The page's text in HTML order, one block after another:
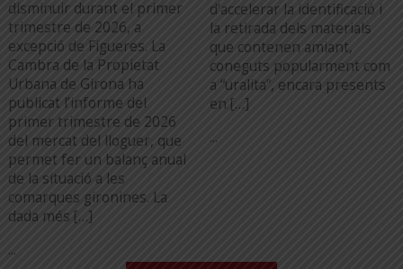
disminuir durant el primer
trimestre de 2026, a
excepció de Figueres. La
Cambra de la Propietat
Urbana de Girona ha
publicat l’informe del
primer trimestre de 2026
del mercat del lloguer, que
permet fer un balanç anual
de la situació a les
comarques gironines. La
dada més […]
...
d’accelerar la identificació i
la retirada dels materials
que contenen amiant,
coneguts popularment com
a “uralita”, encara presents
en […]
...